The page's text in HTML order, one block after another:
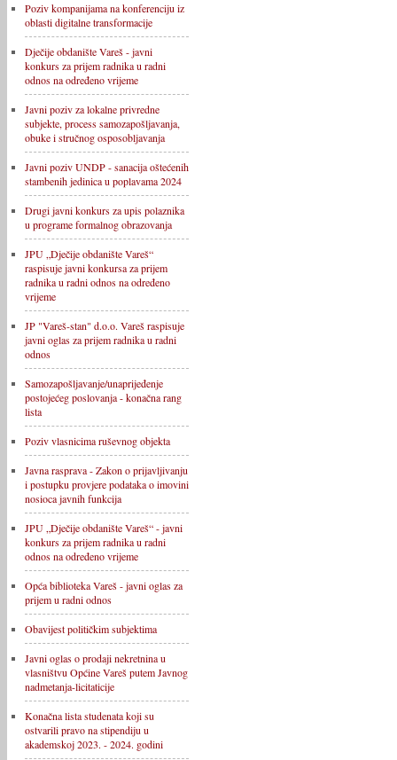
Poziv kompanijama na konferenciju iz
oblasti digitalne transformacije
Dječije obdanište Vareš - javni
konkurs za prijem radnika u radni
odnos na određeno vrijeme
Javni poziv za lokalne privredne
subjekte, process samozapošljavanja,
obuke i stručnog osposobljavanja
Javni poziv UNDP - sanacija oštećenih
stambenih jedinica u poplavama 2024
Drugi javni konkurs za upis polaznika
u programe formalnog obrazovanja
JPU „Dječije obdanište Vareš“
raspisuje javni konkursa za prijem
radnika u radni odnos na određeno
vrijeme
JP "Vareš-stan" d.o.o. Vareš raspisuje
javni oglas za prijem radnika u radni
odnos
Samozapošljavanje/unaprijeđenje
postojećeg poslovanja - konačna rang
lista
Poziv vlasnicima ruševnog objekta
Javna rasprava - Zakon o prijavljivanju
i postupku provjere podataka o imovini
nosioca javnih funkcija
JPU „Dječije obdanište Vareš“ - javni
konkurs za prijem radnika u radni
odnos na određeno vrijeme
Opća biblioteka Vareš - javni oglas za
prijem u radni odnos
Obavijest političkim subjektima
Javni oglas o prodaji nekretnina u
vlasništvu Općine Vareš putem Javnog
nadmetanja-licitaticije
Konačna lista studenata koji su
ostvarili pravo na stipendiju u
akademskoj 2023. - 2024. godini